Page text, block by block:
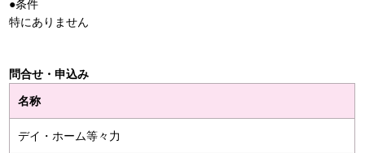
●条件
特にありません
問合せ・申込み
名称
デイ・ホーム等々力